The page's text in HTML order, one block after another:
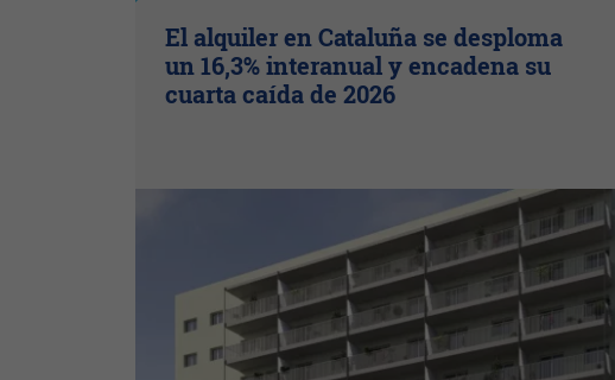
El alquiler en Cataluña se desploma
un 16,3% interanual y encadena su
cuarta caída de 2026